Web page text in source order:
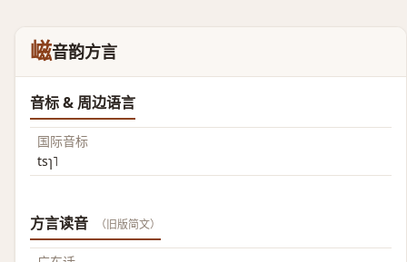
嵫音韵方言
音标 & 周边语言
国际音标
tsɿ˥
方言读音 （旧版简文）